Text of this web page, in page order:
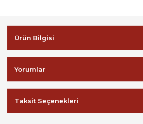
Ürün Bilgisi
Yorumlar
Taksit Seçenekleri